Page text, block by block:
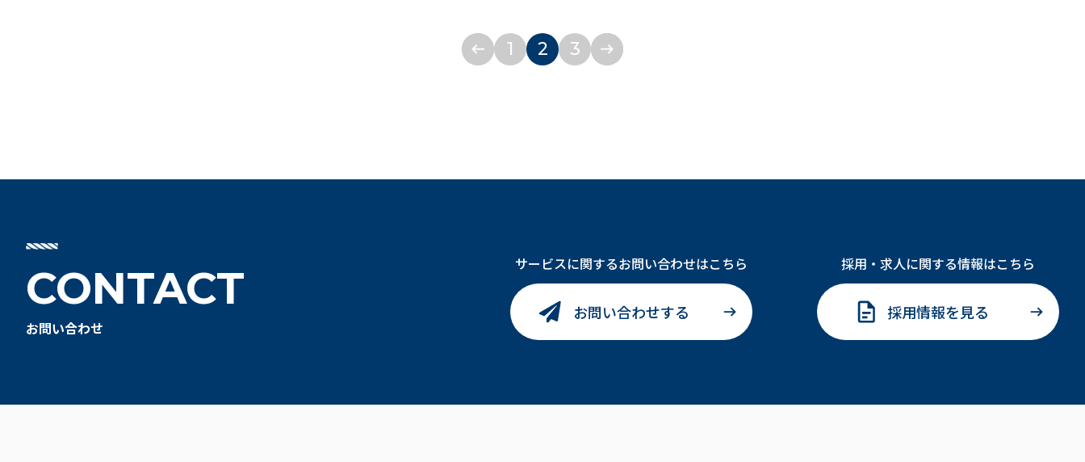
【移転日】 2024年1月29日 お近くにお越しの際はぜひお立ち寄りくださいませ。
り
1 2 3
CONTACT
お問い合わせ
サービスに関するお問い合わせはこちら
お問い合わせする
採用・求人に関する情報はこちら
採用情報を見る